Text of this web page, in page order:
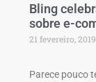
Bling
sobre e-
21 fevereiro, 2019
Parece pouco